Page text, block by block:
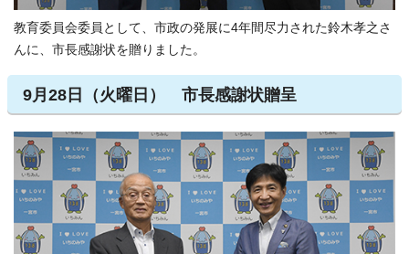
教育委員会委員として、市政の発展に4年間尽力された鈴木孝之さ
んに、市長感謝状を贈りました。
9月28日（火曜日） 市長感謝状贈呈